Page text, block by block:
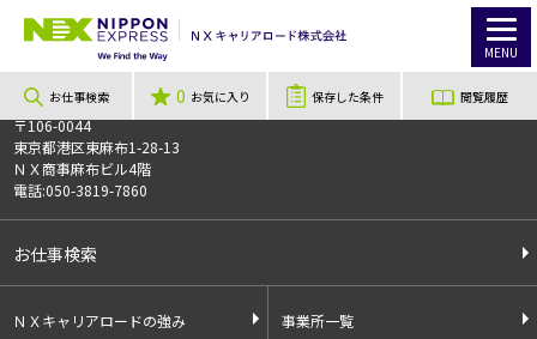
MENU
お仕事検索 0 お気に入り 保存した条件 閲覧履歴
TOP お仕事検索
このお仕事は非公開のお仕事です
お仕事番号013706
〒106-0044
東京都港区東麻布1-28-13
ＮＸ商事麻布ビル4階
電話:050-3819-7860
お仕事検索
ＮＸキャリアロードの強み 事業所一覧